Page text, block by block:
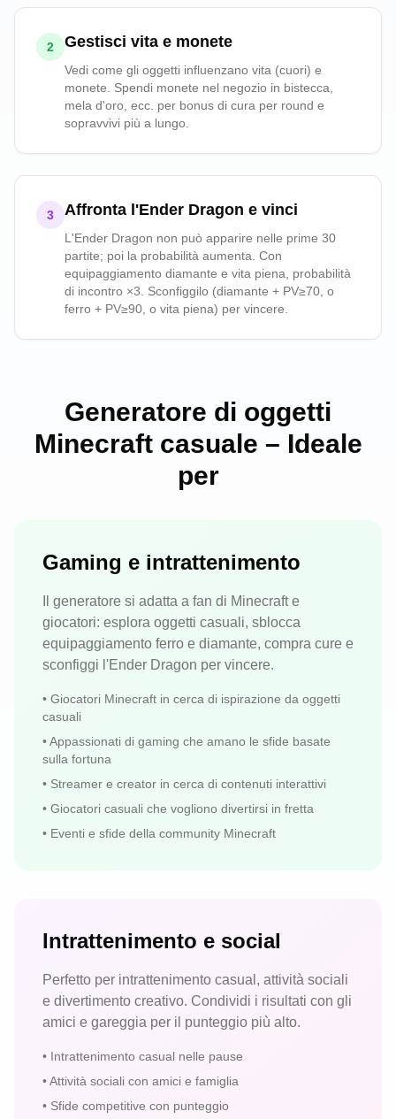
2 Gestisci vita e monete
Vedi come gli oggetti influenzano vita (cuori) e
monete. Spendi monete nel negozio in bistecca,
mela d'oro, ecc. per bonus di cura per round e
sopravvivi più a lungo.
3 Affronta l'Ender Dragon e vinci
L'Ender Dragon non può apparire nelle prime 30
partite; poi la probabilità aumenta. Con
equipaggiamento diamante e vita piena, probabilità
di incontro ×3. Sconfiggilo (diamante + PV≥70, o
ferro + PV≥90, o vita piena) per vincere.
Generatore di oggetti
Minecraft casuale – Ideale
per
Gaming e intrattenimento
Il generatore si adatta a fan di Minecraft e
giocatori: esplora oggetti casuali, sblocca
equipaggiamento ferro e diamante, compra cure e
sconfiggi l'Ender Dragon per vincere.
• Giocatori Minecraft in cerca di ispirazione da oggetti
casuali
•Appassionati di gaming che amano le sfide basate
sulla fortuna
• Streamer e creator in cerca di contenuti interattivi
• Giocatori casuali che vogliono divertirsi in fretta
• Eventi e sfide della community Minecraft
Intrattenimento e social
Perfetto per intrattenimento casual, attività sociali
e divertimento creativo. Condividi i risultati con gli
amici e gareggia per il punteggio più alto.
• Intrattenimento casual nelle pause
•Attività sociali con amici e famiglia
• Sfide competitive con punteggio